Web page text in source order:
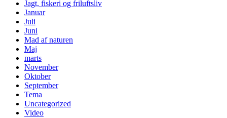
Jagt, fiskeri og friluftsliv
Januar
Juli
Juni
Mad af naturen
Maj
marts
November
Oktober
September
Tema
Uncategorized
Video